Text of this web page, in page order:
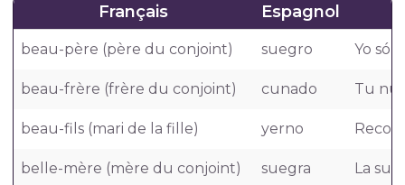
Français Espagnol
beau-père (père du conjoint) suegro Yo
beau-frère (frère du conjoint) cunado Tu
beau-fils (mari de la fille) yerno
belle-mère (mère du conjoint) suegra La